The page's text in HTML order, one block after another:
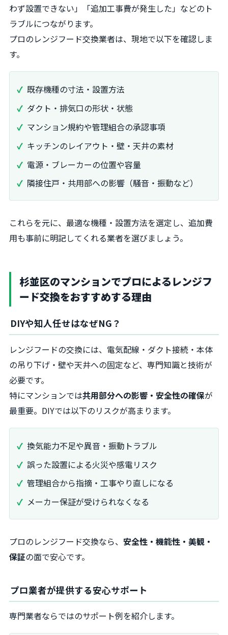
わず設置できない」「追加工事費が発生した」などのト
ラブルにつながります。
プロのレンジフード交換業者は、現地で以下を確認しま
す。
既存機種の寸法・設置方法
ダクト・排気口の形状・状態
マンション規約や管理組合の承認事項
キッチンのレイアウト・壁・天井の素材
電源・ブレーカーの位置や容量
隣接住戸・共用部への影響（騒音・振動など）
これらを元に、最適な機種・設置方法を選定し、追加費
用も事前に明記してくれる業者を選びましょう。
杉並区のマンションでプロによるレンジフ
ード交換をおすすめする理由
DIYや知人任せはなぜNG？
レンジフードの交換には、電気配線・ダクト接続・本体
の吊り下げ・壁や天井への固定など、専門知識と技術が
必要です。
特にマンションでは共用部分への影響・安全性の確保が
最重要。DIYでは以下のリスクが高まります。
換気能力不足や異音・振動トラブル
誤った設置による火災や感電リスク
管理組合から指摘・工事やり直しになる
メーカー保証が受けられなくなる
プロのレンジフード交換なら、 安全性・機能性・美観・
保証の面で安心です。
プロ業者が提供する安心サポート
専門業者ならではのサポート例を紹介します。